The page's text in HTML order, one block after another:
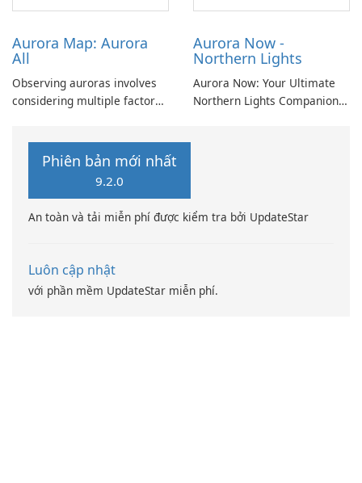
conditions.
Aurora Map: Aurora
All
Observing auroras involves
considering multiple factors
solar elevation, and lunar
influence aurora visibility.
Aurora Now -
Northern Lights
Aurora Now: Your Ultimate
Northern Lights Companion
further! Aurora Now is here
to help.
Phiên bản mới nhất
9.2.0
An toàn và tải miễn phí được kiểm tra bởi UpdateStar
Luôn cập nhật
với phần mềm UpdateStar miễn phí.